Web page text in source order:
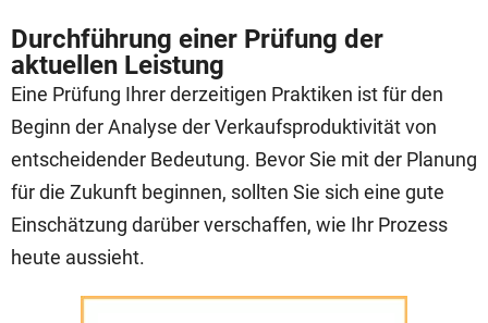
Durchführung einer Prüfung der
aktuellen Leistung
Eine Prüfung Ihrer derzeitigen Praktiken ist für den
Beginn der Analyse der Verkaufsproduktivität von
entscheidender Bedeutung. Bevor Sie mit der Planung
für die Zukunft beginnen, sollten Sie sich eine gute
Einschätzung darüber verschaffen, wie Ihr Prozess
heute aussieht.